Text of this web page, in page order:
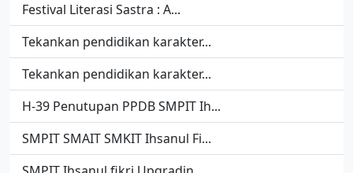
Festival Literasi Sastra : A...
Tekankan pendidikan karakter...
Tekankan pendidikan karakter...
H-39 Penutupan PPDB SMPIT Ih...
SMPIT SMAIT SMKIT Ihsanul Fi...